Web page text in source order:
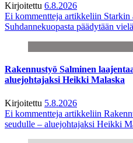
Kirjoitettu 6.8.2026
Ei kommentteja artikkeliin Starkin
Suhdannekuopasta päädytään
Rakennustyö Salminen
aluejohtajaksi Heikki Malaska
Kirjoitettu 5.8.2026
Ei kommentteja artikkeliin
seudulle – aluejohtajaksi Heikki